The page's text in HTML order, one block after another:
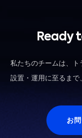
Ready
私たちのチームは、
設置・運用に至るまで
お